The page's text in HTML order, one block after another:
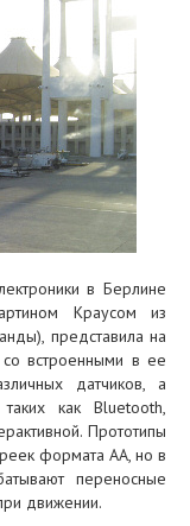
в Берлине
Краусом из
представила на
встроенными в ее
датчиков, а
как Bluetooth,
Прототипы
формата АА, но в
переносные
движении.